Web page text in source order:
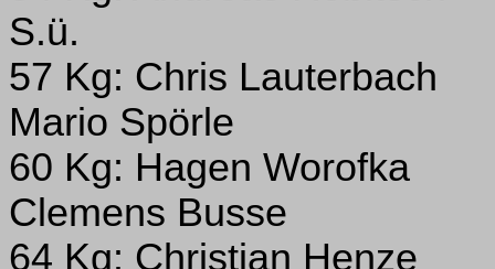
S.ü.
57 Kg: Chris Lauterbach
Mario Spörle
60 Kg: Hagen Worofka
Clemens Busse
64 Kg: Christian Henze